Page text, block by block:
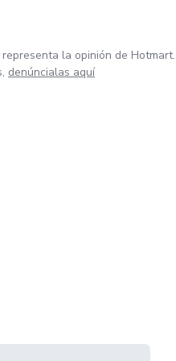
la opinión de Hotmart.
denúncialas aquí